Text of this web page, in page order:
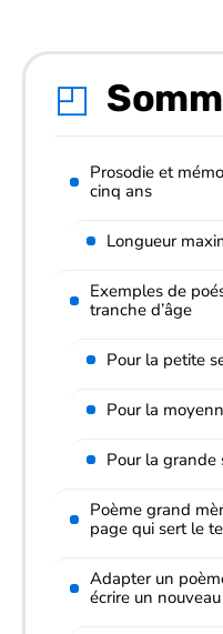
Prosodie et
cinq ans
Longueur
Exemples de
tranche d’âge
Pour la petite
Pour la
Pour la grande
Poème grand
page qui sert le
Adapter un
écrire un nouveau